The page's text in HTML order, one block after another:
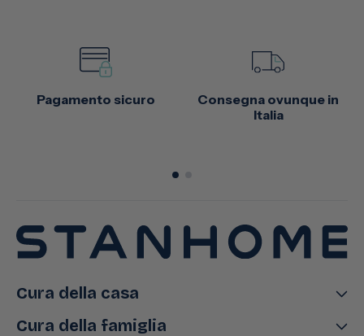
Pagamento sicuro
Consegna ovunque in
Italia
Cura della casa
Cura della famiglia